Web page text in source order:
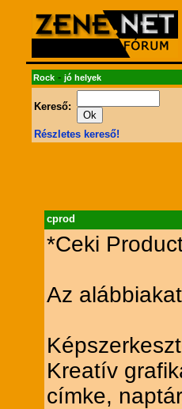
Rock- jó helyek
Kereső:
Részletes kereső!
cprod
*Ceki
Az
Kreatív
címke,